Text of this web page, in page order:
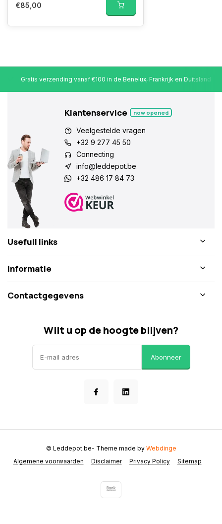
€85,00
Gratis verzending vanaf €100 in de Benelux, Frankrijk en Duitsland
Klantenservice now opened
Veelgestelde vragen
+32 9 277 45 50
Connecting
info@leddepot.be
+32 486 17 84 73
Usefull links
Informatie
Contactgegevens
Wilt u op de hoogte blijven?
Abonneer
Algemene voorwaarden Disclaimer Privacy Policy Sitemap
© Leddepot.be- Theme made by Webdinge